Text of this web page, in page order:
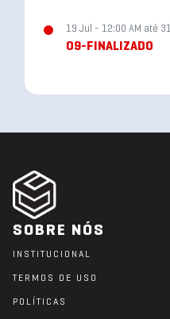
19 Jul - 12:00 AM até
09-FINALIZADO
SOBRE NÓS
INSTITUCIONAL
TERMOS DE USO
POLÍTICAS